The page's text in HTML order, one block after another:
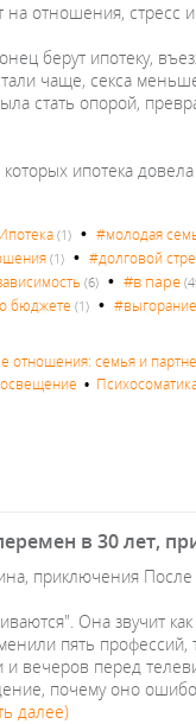
на отношения, стресс
берут ипотеку,
чаще, секса
стать опорой,
ипотека
(1) •#молодая
(1) •#долговой
(6) •#в паре
бюджете (1) •
отношения: семья и
•
в 30 лет,
приключения
Она звучит
пять
вечеров перед
почему оно
далее)